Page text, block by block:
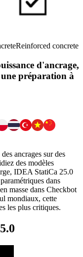
Reinforced concrete
d'ancrage,
préparation à
ancrages sur des
des modèles
IDEA StatiCa 25.0
dans
masse dans Checkbot
mondiaux, cette
les plus critiques.